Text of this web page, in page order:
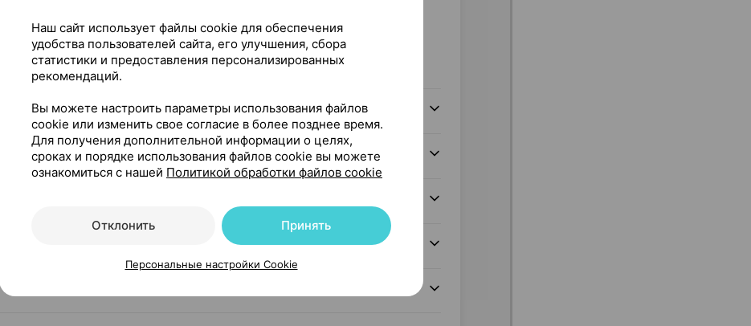
Наш сайт использует файлы cookie для обеспечения
удобства пользователей сайта, его улучшения, сбора
статистики и предоставления персонализированных
рекомендаций.
Вы можете настроить параметры использования файлов
cookie или изменить свое согласие в более позднее время.
Для получения дополнительной информации о целях,
сроках и порядке использования файлов cookie вы можете
ознакомиться с нашей Политикой обработки файлов cookie
Отклонить Принять
Персональные настройки Cookie